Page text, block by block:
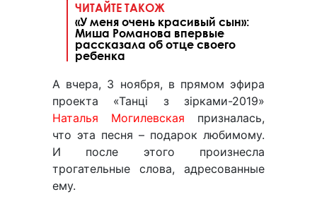
ЧИТАЙТЕ ТАКОЖ
«У меня очень красивый сын»:
Миша Романова впервые
рассказала об отце своего
ребенка
А вчера, 3 ноября, в прямом эфира
проекта «Танці з зірками-2019»
Наталья Могилевская призналась,
что эта песня – подарок любимому.
И после этого произнесла
трогательные слова, адресованные
ему.